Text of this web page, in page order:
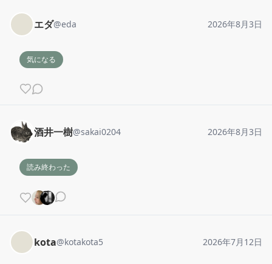
エダ@eda 2026年8月3日
気になる
酒井一樹@sakai0204 2026年8月3日
読み終わった
kota@kotakota5 2026年7月12日